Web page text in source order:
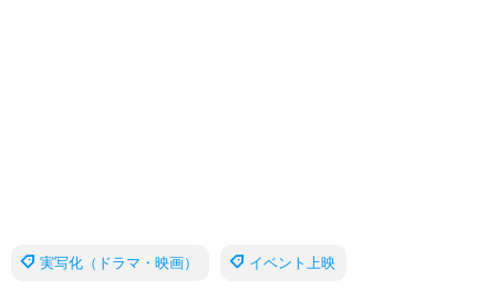
実写化（ドラマ・映画） イベント上映